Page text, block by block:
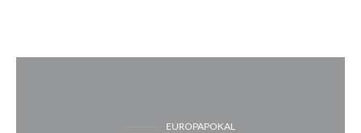
EUROPAPOKAL